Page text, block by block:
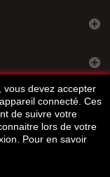
vous devez accepter
connecté. Ces
de suivre votre
lors de votre
Pour en savoir